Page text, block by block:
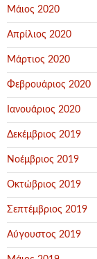
Μάιος 2020
Απρίλιος 2020
Μάρτιος 2020
Φεβρουάριος 2020
Ιανουάριος 2020
Δεκέμβριος 2019
Νοέμβριος 2019
Οκτώβριος 2019
Σεπτέμβριος 2019
Αύγουστος 2019